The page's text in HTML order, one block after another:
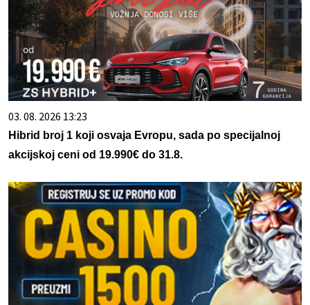
03. 08. 2026 13:23
Hibrid broj 1 koji osvaja Evropu, sada po specijalnoj
akcijskoj ceni od 19.990€ do 31.8.